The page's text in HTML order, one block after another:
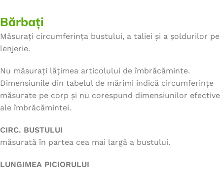
Bărbați
Măsurați circumferința bustului, a taliei și a șoldurilor pe
lenjerie.
Nu măsurați lățimea articolului de îmbrăcăminte.
Dimensiunile din tabelul de mărimi indică circumferințe
măsurate pe corp și nu corespund dimensiunilor efective
ale îmbrăcămintei.
CIRC. BUSTULUI
măsurată în partea cea mai largă a bustului.
LUNGIMEA PICIORULUI